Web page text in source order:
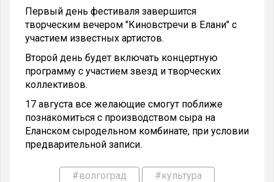
Первый день фестиваля завершится
творческим вечером "Киновстречи в Елани" с
участием известных артистов.
Второй день будет включать концертную
программу с участием звезд и творческих
коллективов.
17 августа все желающие смогут поближе
познакомиться с производством сыра на
Еланском сыродельном комбинате, при условии
предварительной записи.
#волгоград #культура